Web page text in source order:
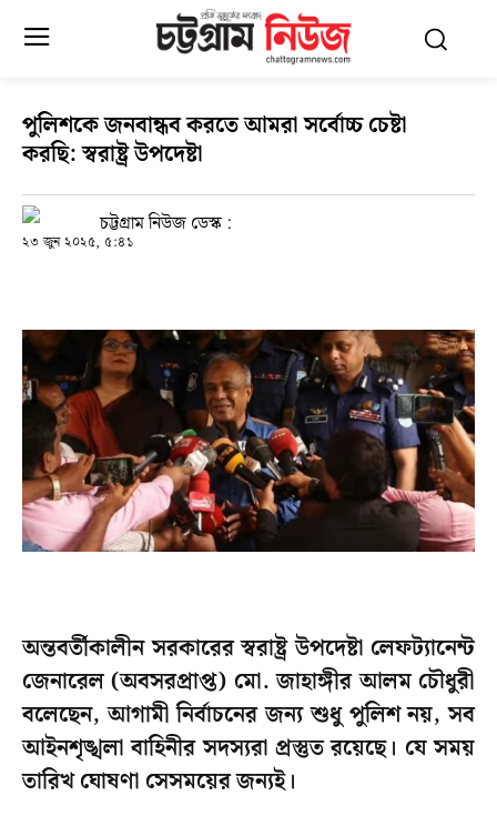
পুলিশকে জনবান্ধব করতে আমরা সর্বোচ্চ চেষ্টা
করছি: স্বরাষ্ট্র উপদেষ্টা
চট্টগ্রাম নিউজ ডেস্ক :
২৩ জুন ২০২৫, ৫:৪১
অন্তবর্তীকালীন সরকারের স্বরাষ্ট্র উপদেষ্টা লেফট্যানেন্ট
জেনারেল (অবসরপ্রাপ্ত) মো. জাহাঙ্গীর আলম চৌধুরী
বলেছেন, আগামী নির্বাচনের জন্য শুধু পুলিশ নয়, সব
আইনশৃঙ্খলা বাহিনীর সদস্যরা প্রস্তুত রয়েছে। যে সময়
তারিখ ঘোষণা সেসময়ের জন্যই।